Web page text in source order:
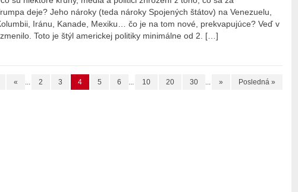
deje? Jeho nároky (teda nároky Spojených štátov) na Venezuelu,
Iránu, Kanade, Mexiku… čo je na tom nové, prekvapujúce? Veď v
Toto je štýl americkej politiky minimálne od 2. […]
« ... 2 3 4 5 6 ... 10 20 30 ... » Posledná »